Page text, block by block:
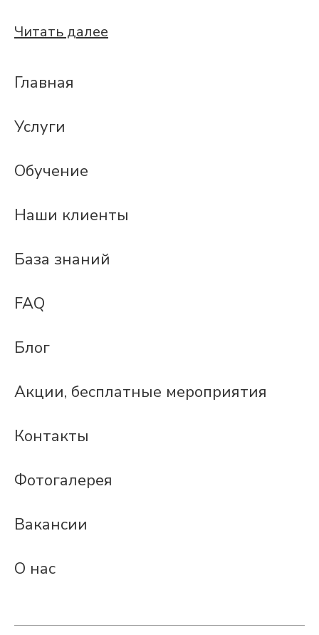
Главная
Услуги
Обучение
Наши клиенты
База знаний
FAQ
Блог
Акции, бесплатные мероприятия
Контакты
Фотогалерея
Вакансии
О нас
Читать далее